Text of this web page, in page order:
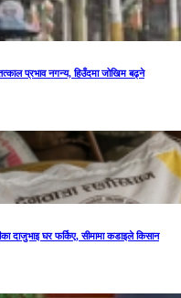
प्रभाव नगन्य, हिउँदमा जोखिम बढ्ने
दाजुभाइ घर फर्किए, सीमामा कडाइले किसान